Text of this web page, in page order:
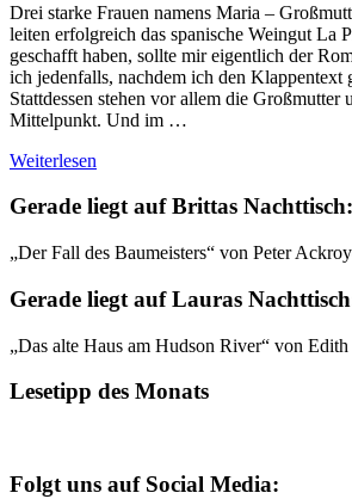
Drei starke Frauen namens Maria –
leiten erfolgreich das spanische Weingut La
geschafft haben, sollte mir eigentlich der
ich jedenfalls, nachdem ich den Klappentext
Stattdessen stehen vor allem die Großmutter
Mittelpunkt. Und im …
Weiterlesen
Gerade liegt auf Brittas Nachttisch:
„Der Fall des Baumeisters“ von Peter
Gerade liegt auf Lauras
„Das alte Haus am Hudson River“ von
Lesetipp des Monats
Folgt uns auf Social Media: